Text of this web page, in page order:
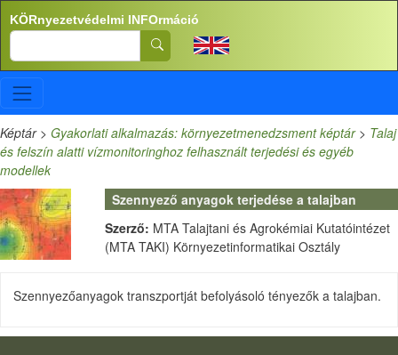
Ugrás a tartalomra
KÖRnyezetvédelmi INFOrmáció
Search
Képtár> Gyakorlati alkalmazás: környezetmenedzsment képtár> Talaj
és felszín alatti vízmonitoringhoz felhasznált terjedési és egyéb
modellek
Szennyező anyagok terjedése a talajban
Szerző: MTA Talajtani és Agrokémiai Kutatóintézet
(MTA TAKI) Környezetinformatikai Osztály
Szennyezőanyagok transzportját befolyásoló tényezők a talajban.